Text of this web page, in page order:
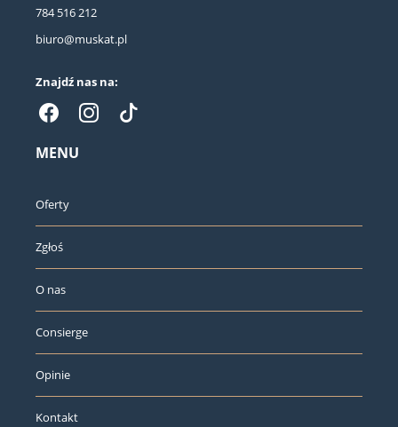
784 516 212
biuro@muskat.pl
Znajdź nas na:
MENU
Oferty
Zgłoś
O nas
Consierge
Opinie
Kontakt